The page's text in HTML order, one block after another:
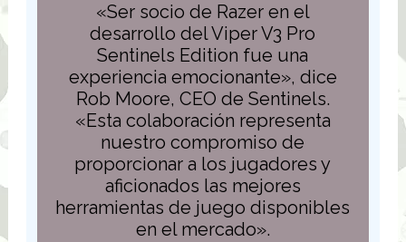
«Ser socio de Razer en el
desarrollo del Viper V3 Pro
Sentinels Edition fue una
experiencia emocionante», dice
Rob Moore, CEO de Sentinels.
«Esta colaboración representa
nuestro compromiso de
proporcionar a los jugadores y
aficionados las mejores
herramientas de juego disponibles
en el mercado».